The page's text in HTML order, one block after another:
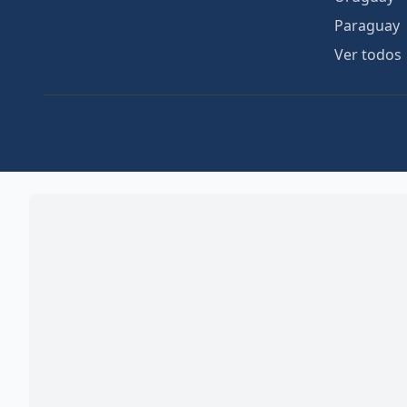
Paraguay
Ver todos